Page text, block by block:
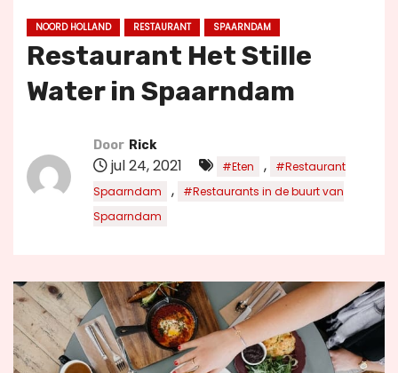
NOORD HOLLAND RESTAURANT SPAARNDAM
Restaurant Het Stille
Water in Spaarndam
Door Rick
jul 24, 2021 #Eten ,
#Restaurant
Spaarndam
,
#Restaurants in de buurt van
Spaarndam